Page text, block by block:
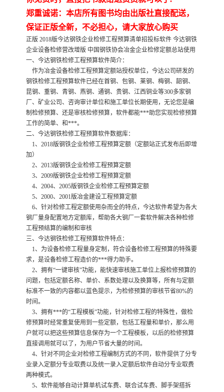
郑重诚诺：本店所有图书均由出版社直接配送，
保证正版全新，不必担心，请大家放心购买
正版 2018版今达钢铁企业检修工程预算清单招投标软件 今达钢铁
企业设备检修营改增版 中国钢铁协会冶金企业检修定额总站使用
一、今达钢铁检修工程预算软件简介：
作为冶金设备检修工程预算定额站授权单位，今达公司研发的
钢铁检修工程预算软件已经在首钢、包钢、莱钢、梅钢、韶钢、
昆钢、重钢、青钢、燕钢、通钢、贵钢、江西铜业等300多家钢
厂、矿业公司、咨询审计单位和施工单位长期使用，无论您是编
制检修预算、还是审核检修预算，软件都能***助您实现检修预算
工作的简单、和***。
二、今达钢铁检修工程预算软件数据库：
1、2018版钢铁企业检修工程预算定额（定额站正式发布后即增
加）
2、2013版钢铁企业检修工程预算定额
3、2009版钢铁企业检修工程预算定额
4、2004、2005版钢铁企业检修工程预算定额
5、2000、2001版冶金建设工程预算定额
6、针对检修工程定额使用杂而全的特点，今达软件希望为各大
钢厂量身配置地方定额库，帮助各大钢厂一套软件解决各种检修
工程预结算的编制和审核
三、今达钢铁检修工程预算软件特点：
1、为设备检修工程量身定制，符合设备检修工程预算的特殊要
求，是设备检修工程造价的***得力助手。
2、拥有“一键审核”功能，能快速审核施工单位上报检修预算的
问题，包括定额名称、单价、系数处理以及换算等，所有与定额
标准不一致的内容都以蓝色提示，为检修预算的审核节省80%的
时间。
3、拥有***的“工程模板”功能，针对检修工程的特殊性，做检
修预算时经常重复使用到一些定额，包括工程量和单价，那么用
户就可以把这些预算信息保存为一个工程模板，以后的检修预算
直接调用就可以了，为用户节省大量的时间。
4、针对不同企业对检修工程编制方式的不同，软件提供了分专
业录入定额分专业取费以及统一录入定额后软件自动分专业取费
两种模式。
5、软件能够自动计算单机试车费、联合试车费、脚手架搭拆